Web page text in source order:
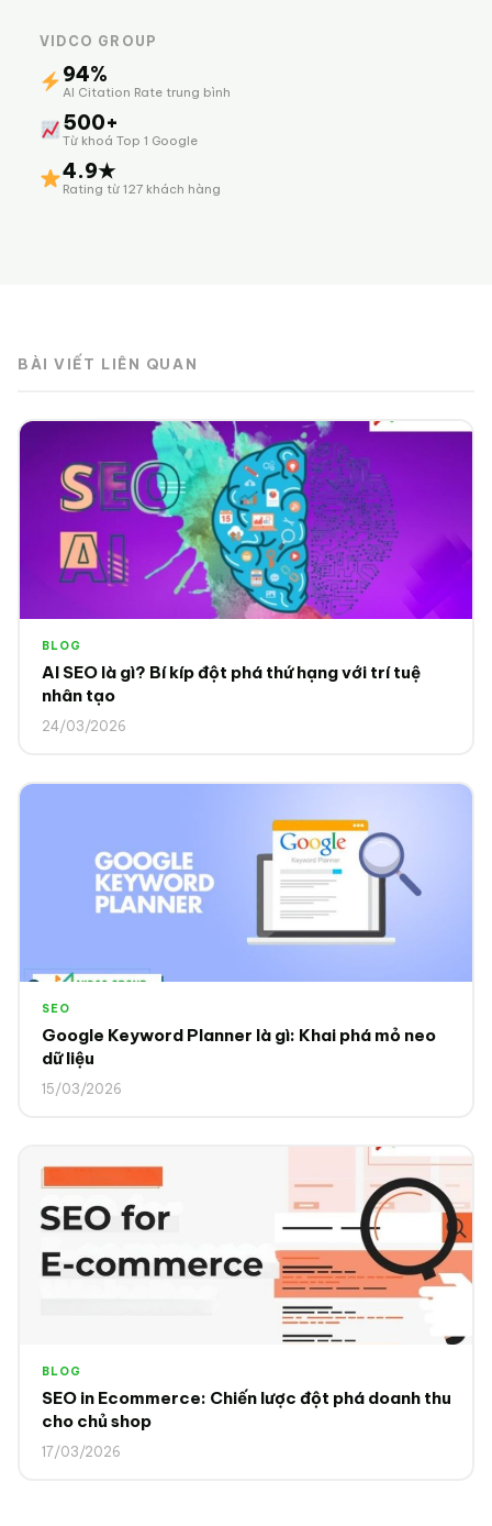
VIDCO GROUP
94%
AI Citation Rate trung bình
500+
Từ khoá Top 1 Google
4.9★
Rating từ 127 khách hàng
BÀI VIẾT LIÊN QUAN
BLOG
AI SEO là gì? Bí kíp đột phá thứ hạng với trí tuệ
nhân tạo
24/03/2026
SEO
Google Keyword Planner là gì: Khai phá mỏ neo
dữ liệu
15/03/2026
BLOG
SEO in Ecommerce: Chiến lược đột phá doanh thu
cho chủ shop
17/03/2026